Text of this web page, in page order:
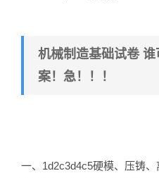
机械制造基础试卷
案！急！！！
一、1d2c3d4c5硬模、压铸